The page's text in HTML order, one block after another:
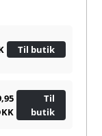
Til butik
Til
butik